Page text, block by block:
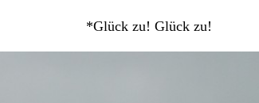
*Glück zu! Glück zu!